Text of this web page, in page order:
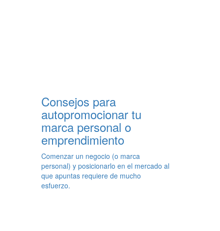
Consejos para
autopromocionar tu
marca personal o
emprendimiento
Comenzar un negocio (o marca
personal) y posicionarlo en el mercado al
que apuntas requiere de mucho
esfuerzo.